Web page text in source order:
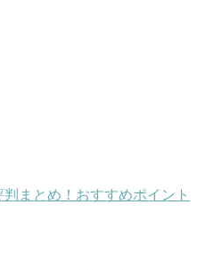
まとめ！おすすめポイント